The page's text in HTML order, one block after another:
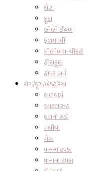
ધૈણ
ફૂદા
લીલી ઈયળ
ફળમાખી
મીલીબગ-ચીકટો
હીરાફૂદા
હોપર બર્ન
રોગ/ફૂગ/બેક્ટેરિયા
કાલવર્ણ
આફ્લારુટ
ફળનો સડો
મધીયો
ગેરુ
પાનના ટપકા
પાનાના ટપકા